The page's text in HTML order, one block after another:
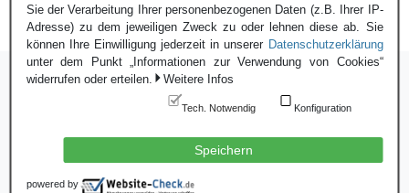
© Blauer Bund e.V. - 2026
Sie der Verarbeitung Ihrer personenbezogenen Daten (z.B. Ihrer IP-
Adresse) zu dem jeweiligen Zweck zu oder lehnen diese ab. Sie
können Ihre Einwilligung jederzeit in unserer Datenschutzerklärung
unter dem Punkt „Informationen zur Verwendung von Cookies“
widerrufen oder erteilen.
Weitere Infos
Tech. Notwendig Konfiguration
Speichern
powered by